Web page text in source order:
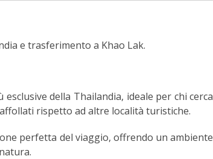
e trasferimento a Khao Lak.
della Thailandia, ideale per chi cerca
rispetto ad altre località turistiche.
perfetta del viaggio, offrendo un ambiente